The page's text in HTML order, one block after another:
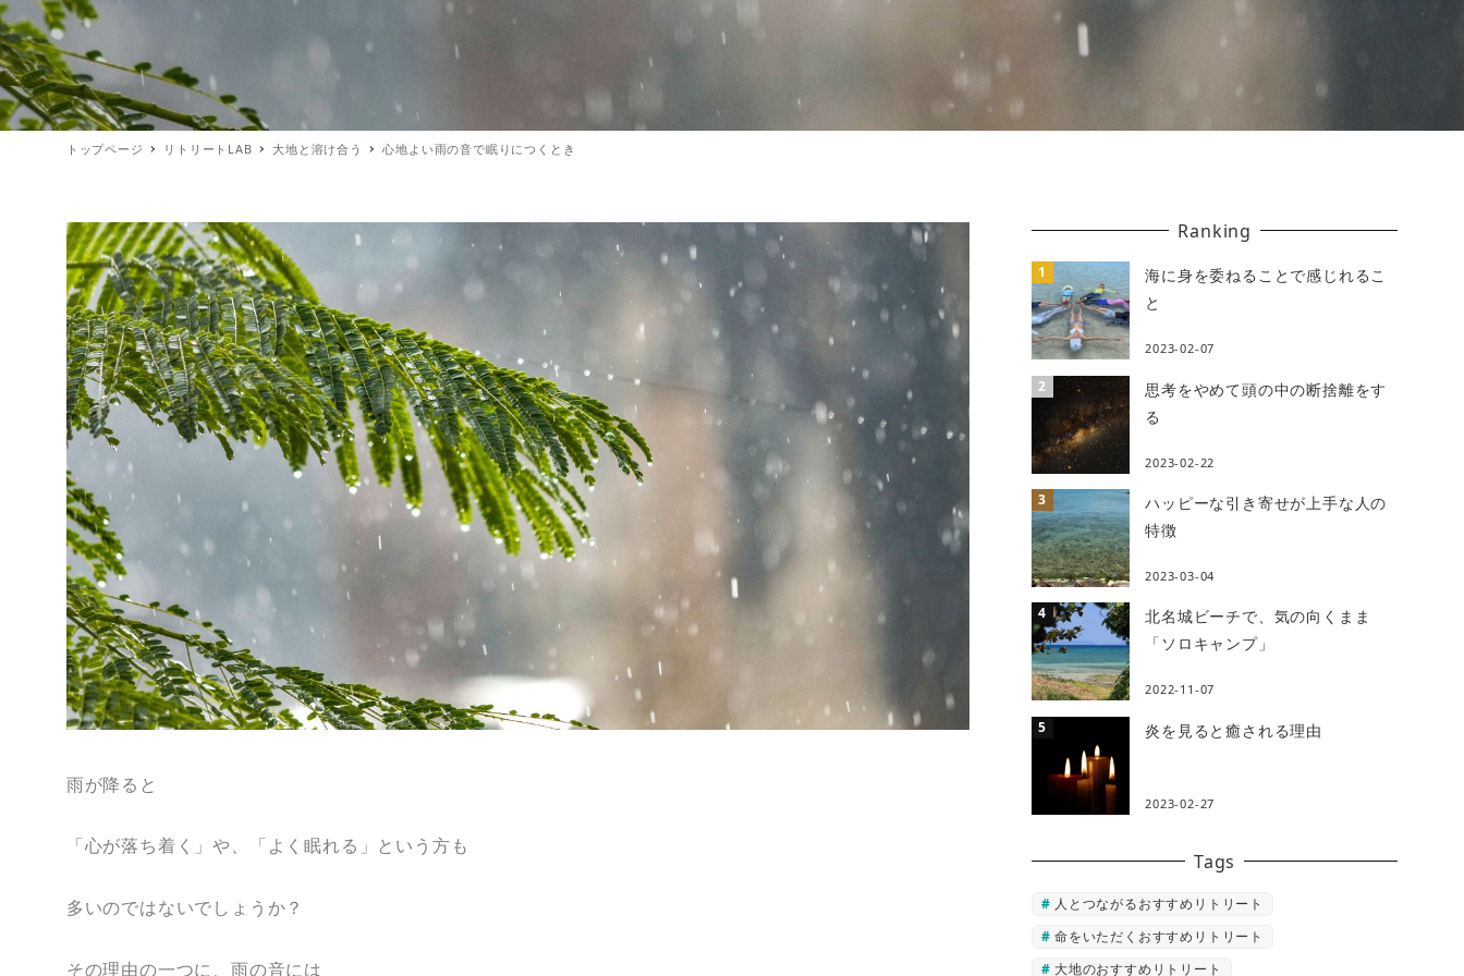
トップページ リトリートLAB 大地と溶け合う 心地よい雨の音で眠りにつくとき
雨が降ると
「心が落ち着く」や、「よく眠れる」という方も
多いのではないでしょうか？
その理由の一つに、雨の音には
Ranking
海に身を委ねることで感じれるこ
と
2023-02-07
思考をやめて頭の中の断捨離をす
る
2023-02-22
ハッピーな引き寄せが上手な人の
特徴
2023-03-04
北名城ビーチで、気の向くまま
「ソロキャンプ」
2022-11-07
炎を見ると癒される理由
2023-02-27
Tags
人とつながるおすすめリトリート
命をいただくおすすめリトリート
大地のおすすめリトリート